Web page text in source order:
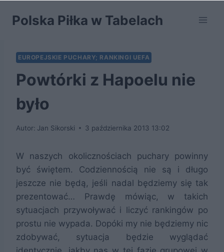
Polska Piłka w Tabelach
EUROPEJSKIE PUCHARY; RANKINGI UEFA
Powtórki z Hapoelu nie
było
Autor: Jan Sikorski 3 października 2013 13:02
W naszych okolicznościach puchary powinny
być świętem. Codziennością nie są i długo
jeszcze nie będą, jeśli nadal będziemy się tak
prezentować… Prawdę mówiąc, w takich
sytuacjach przywoływać i liczyć rankingów po
prostu nie wypada. Dopóki my nie będziemy nic
zdobywać, sytuacja będzie wyglądać